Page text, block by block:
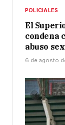
POLICIALES
El
condena
abuso
6 de agosto